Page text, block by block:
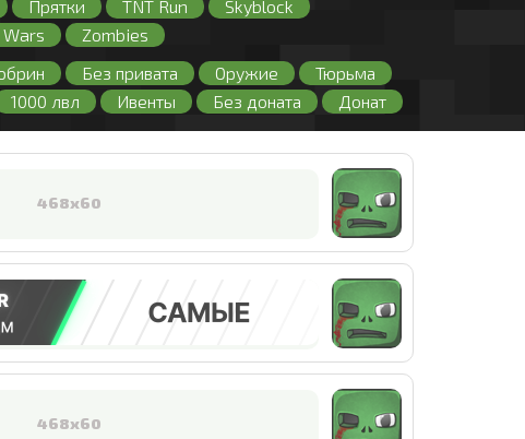
Прятки TNT Run
Skyblock
Wars
Zombies
Без привата Оружие
Тюрьма
1000 лвл Ивенты Без доната
Донат
онлайном PVP PVE
RPG
Без лицензии Кейсы Читы